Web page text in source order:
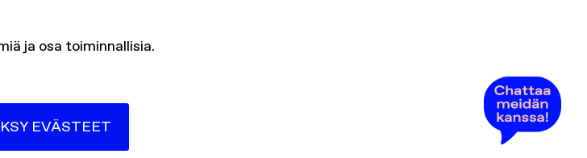
ja osa toiminnallisia.
EVÄSTEET